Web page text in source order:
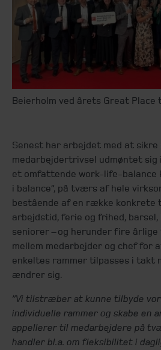
Beierholm ved årets Great Place
Senest har arbejdet med at
medarbejdertrivsel udmøntet sig
et omfattende work-life-balance
i balance”, på tværs af hele
bestående af en række konkrete
arbejdstid, ferie og frihed, barsel,
seniorer – og herunder fire årlige
mellem medarbejder og chef for
enkeltes rammer tilpasses i takt
ændrer sig.
”Vi tilstræber at kunne tilbyde
individuelle rammer og skabe en
appellerer til medarbejdere på
handler bl.a. om fleksibilitet i